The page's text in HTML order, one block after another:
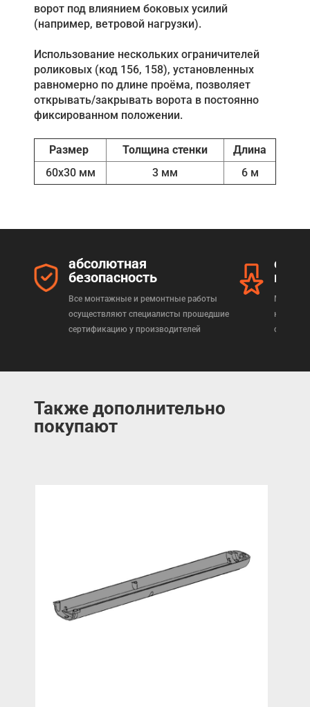
ворот под влиянием боковых усилий
(например, ветровой нагрузки).
Использование нескольких ограничителей
роликовых (код 156, 158), установленных
равномерно по длине проёма, позволяет
открывать/закрывать ворота в постоянно
фиксированном положении.
Размер Толщина стенки
Длина
60х30 мм
3 мм 6 м
абсолютная
безопасность
Все монтажные и ремонтные работы
осуществляют специалисты прошедшие
сертификацию у производителей
Мы
Также дополнительно
покупают